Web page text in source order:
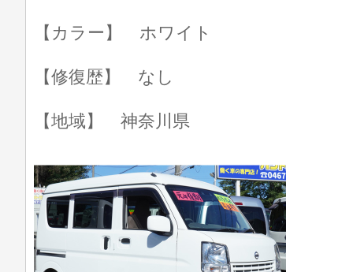
【カラー】 ホワイト
【修復歴】 なし
【地域】 神奈川県